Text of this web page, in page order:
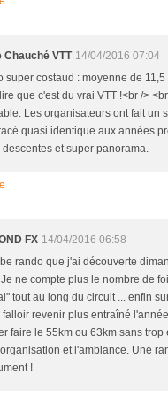
Chauché VTT 14/04/2016 07:04
super costaud : moyenne de
que c'est du vrai VTT !<br />
Les organisateurs ont fait un
quasi identique aux années
descentes et super panorama.
FX 14/04/2016 06:58
rando que j'ai découverte
ne compte plus le nombre de
tout au long du circuit ... enfin
falloir revenir plus entraîné
faire le 55km ou 63km sans trop
et l'ambiance. Une
!